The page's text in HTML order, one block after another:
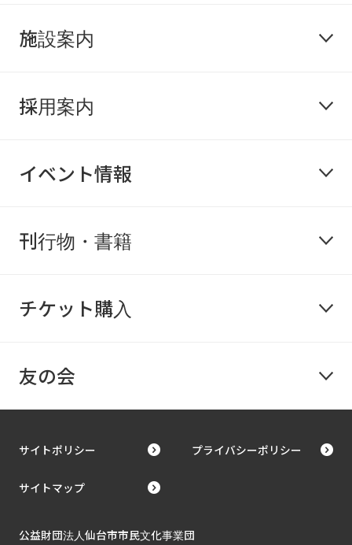
施設案内
採用案内
イベント情報
刊行物・書籍
チケット購入
友の会
サイトポリシー プライバシーポリシー
サイトマップ
公益財団法人仙台市市民文化事業団